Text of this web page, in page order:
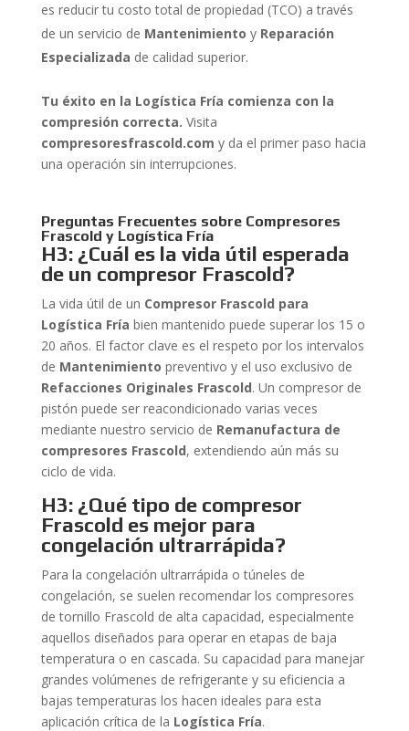
es reducir tu costo total de propiedad (TCO) a través
de un servicio de Mantenimiento y Reparación
Especializada de calidad superior.
Tu éxito en la Logística Fría comienza con la
compresión correcta. Visita
compresoresfrascold.com y da el primer paso hacia
una operación sin interrupciones.
Preguntas Frecuentes sobre Compresores
Frascold y Logística Fría
H3: ¿Cuál es la vida útil esperada
de un compresor Frascold?
La vida útil de un Compresor Frascold para
Logística Fría bien mantenido puede superar los 15 o
20 años. El factor clave es el respeto por los intervalos
de Mantenimiento preventivo y el uso exclusivo de
Refacciones Originales Frascold. Un compresor de
pistón puede ser reacondicionado varias veces
mediante nuestro servicio de Remanufactura de
compresores Frascold, extendiendo aún más su
ciclo de vida.
H3: ¿Qué tipo de compresor
Frascold es mejor para
congelación ultrarrápida?
Para la congelación ultrarrápida o túneles de
congelación, se suelen recomendar los compresores
de tornillo Frascold de alta capacidad, especialmente
aquellos diseñados para operar en etapas de baja
temperatura o en cascada. Su capacidad para manejar
grandes volúmenes de refrigerante y su eficiencia a
bajas temperaturas los hacen ideales para esta
aplicación crítica de la Logística Fría.